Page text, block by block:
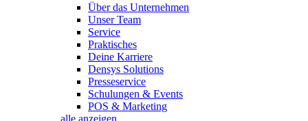
Über das Unternehmen
Unser Team
Service
Praktisches
Deine Karriere
Densys Solutions
Presseservice
Schulungen & Events
POS & Marketing
alle anzeigen